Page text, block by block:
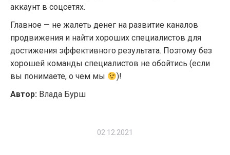
аккаунт в соцсетях.
Главное — не жалеть денег на развитие каналов
продвижения и найти хороших специалистов для
достижения эффективного результата. Поэтому без
хорошей команды специалистов не обойтись (если
вы понимаете, о чем мы
)!
Автор: Влада Бурш
02.12.2021